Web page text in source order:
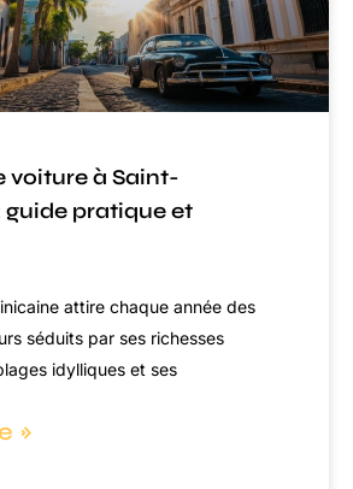
voiture à Saint-
guide pratique et
attire chaque année des
séduits par ses richesses
idylliques et ses
»